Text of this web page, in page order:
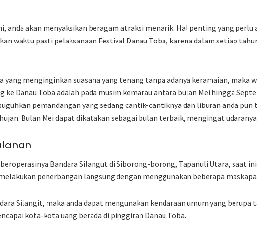
anda akan menyaksikan beragam atraksi menarik. Hal penting yang perlu
waktu pasti pelaksanaan Festival Danau Toba, karena dalam setiap
yang menginginkan suasana yang tenang tanpa adanya keramaian, maka
ke Danau Toba adalah pada musim kemarau antara bulan Mei hingga
pemandangan yang sedang cantik-cantiknya dan liburan anda pun
Bulan Mei dapat dikatakan sebagai bulan terbaik, mengingat
Bandara Silangut di Siborong-borong, Tapanuli Utara, saat
penerbangan langsung dengan menggunakan beberapa
Silangit, maka anda dapat mengunakan kendaraan umum yang berupa
kota-kota uang berada di pinggiran Danau Toba.